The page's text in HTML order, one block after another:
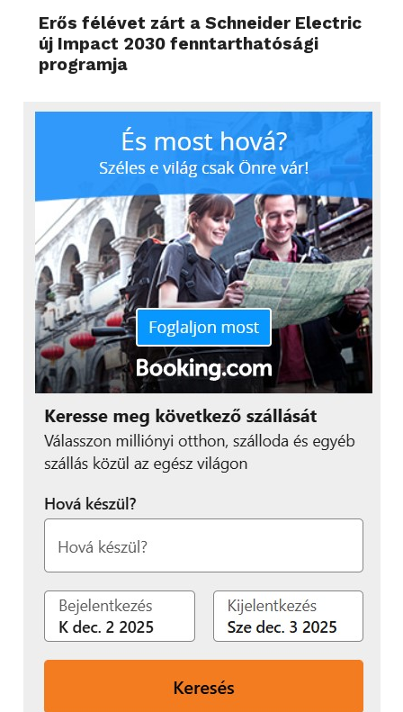
Erős félévet zárt a Schneider Electric
új Impact 2030 fenntarthatósági
programja